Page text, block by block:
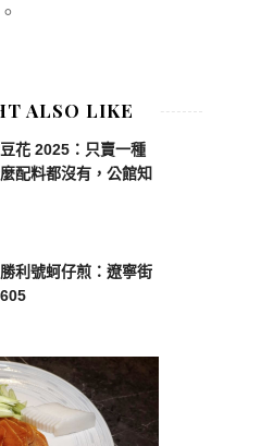
ALSO LIKE
花 2025：只賣一種
配料都沒有，公館知
利號蚵仔煎：遼寧街